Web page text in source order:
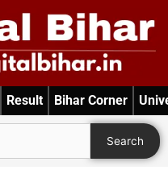
Result Bihar Corner
Search